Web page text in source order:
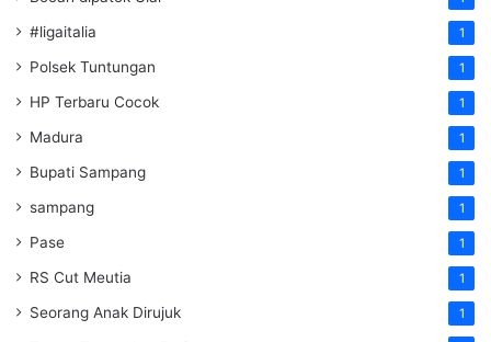
#ligaitalia 1
Polsek Tuntungan 1
HP Terbaru Cocok 1
Madura 1
Bupati Sampang 1
sampang 1
Pase 1
RS Cut Meutia 1
Seorang Anak Dirujuk 1